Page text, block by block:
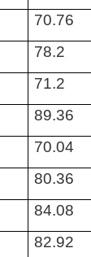
70.76
78.2
71.2
89.36
70.04
80.36
84.08
82.92